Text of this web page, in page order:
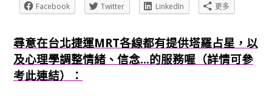
Facebook
Twitter LinkedIn 更多
尋意在台北捷運MRT各線都有提供塔羅占星，以
及心理學調整情緒、信念...的服務喔（詳情可參
考此連結）：